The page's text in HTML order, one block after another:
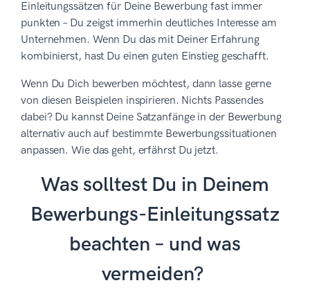
Einleitungssätzen für Deine Bewerbung fast immer
punkten – Du zeigst immerhin deutliches Interesse am
Unternehmen. Wenn Du das mit Deiner Erfahrung
kombinierst, hast Du einen guten Einstieg geschafft.
Wenn Du Dich bewerben möchtest, dann lasse gerne
von diesen Beispielen inspirieren. Nichts Passendes
dabei? Du kannst Deine Satzanfänge in der Bewerbung
alternativ auch auf bestimmte Bewerbungssituationen
anpassen. Wie das geht, erfährst Du jetzt.
Was solltest Du in Deinem
Bewerbungs-Einleitungssatz
beachten – und was
vermeiden?